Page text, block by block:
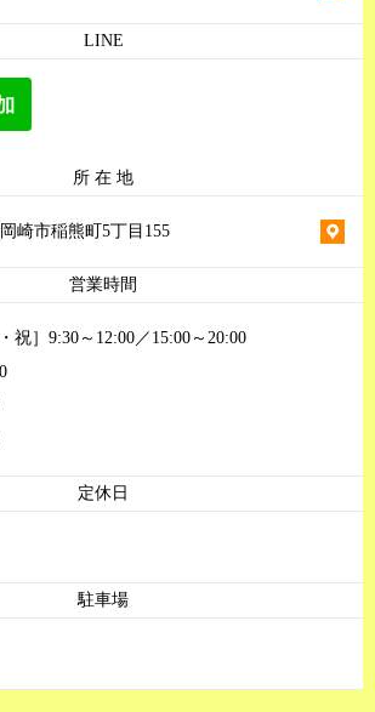
LINE
所 在 地
崎市稲熊町5丁目155
営業時間
祝］9:30～12:00／15:00～20:00
定休日
駐車場